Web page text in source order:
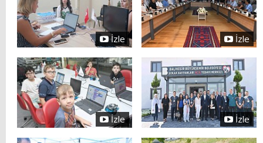
İzle İzle
İzle İzle